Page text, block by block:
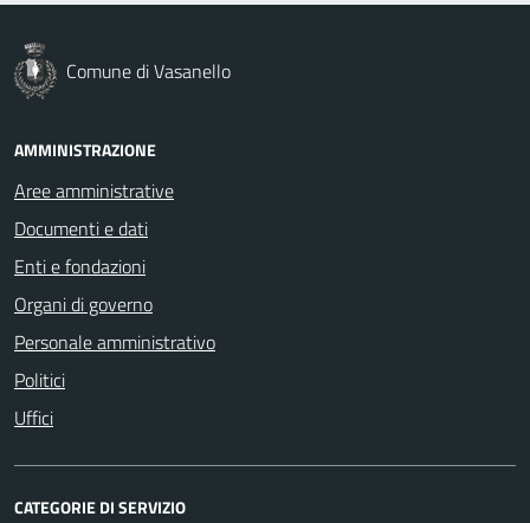
Comune di Vasanello
AMMINISTRAZIONE
Aree amministrative
Documenti e dati
Enti e fondazioni
Organi di governo
Personale amministrativo
Politici
Uffici
CATEGORIE DI SERVIZIO